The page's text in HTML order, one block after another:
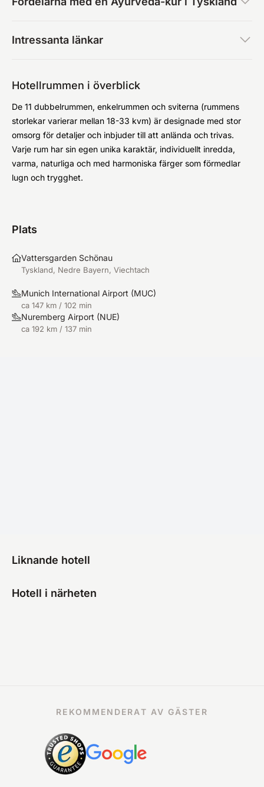
Intressanta länkar
Hotellrummen i överblick
De 11 dubbelrummen, enkelrummen och sviterna (rummens
storlekar varierar mellan 18-33 kvm) är designade med stor
omsorg för detaljer och inbjuder till att anlända och trivas.
Varje rum har sin egen unika karaktär, individuellt inredda,
varma, naturliga och med harmoniska färger som förmedlar
lugn och trygghet.
Plats
Vattersgarden Schönau
Tyskland, Nedre Bayern, Viechtach
Munich International Airport (MUC)
ca 147 km / 102 min
Nuremberg Airport (NUE)
ca 192 km / 137 min
Liknande hotell
Hotell i närheten
REKOMMENDERAT AV GÄSTER